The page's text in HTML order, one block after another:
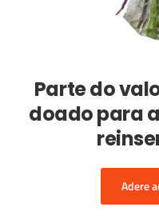
Parte do
doado para
Adere